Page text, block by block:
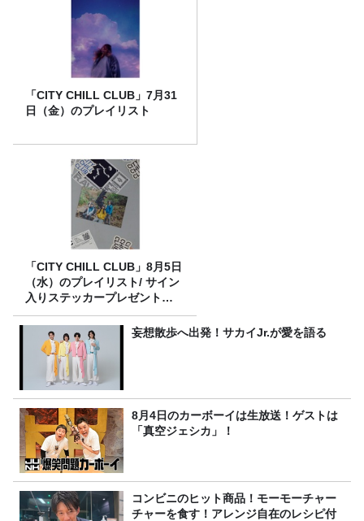
「CITY CHILL CLUB」7月31
日（金）のプレイリスト
「CITY CHILL CLUB」8月5日
（水）のプレイリスト/ サイン
入りステッカープレゼント有
り
妄想散歩へ出発！サカイJr.が愛を語る
8月4日のカーボーイは生放送！ゲストは
「真空ジェシカ」！
コンビニのヒット商品！モーモーチャー
チャーを食す！アレンジ自在のレシピ付